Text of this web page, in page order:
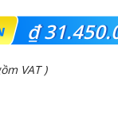
₫
VAT )